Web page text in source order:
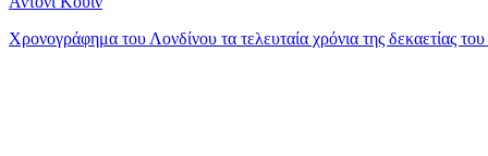
Χρονογράφημα του Λονδίνου τα τελευταία χρόνια της δεκαετίας